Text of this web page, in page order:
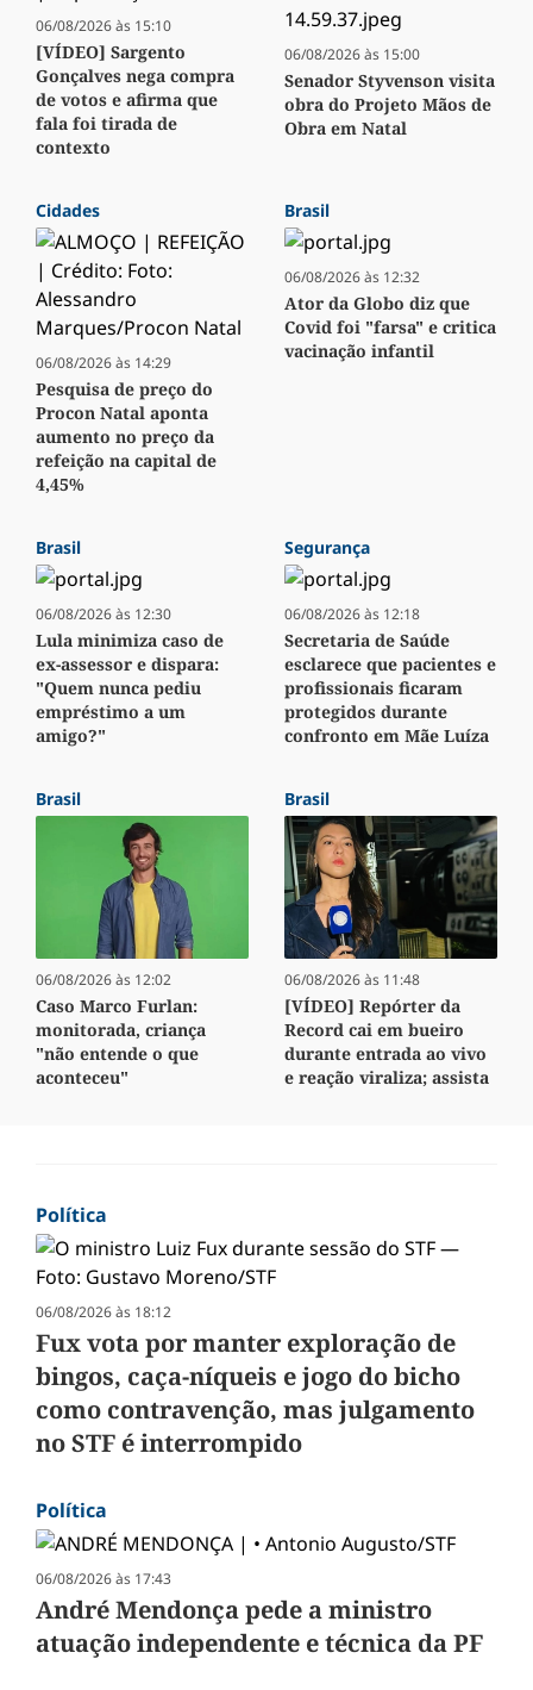
06/08/2026 às 15:10
[VÍDEO] Sargento
Gonçalves nega compra
de votos e afirma que
fala foi tirada de
contexto
06/08/2026 às 15:00
Senador Styvenson visita
obra do Projeto Mãos de
Obra em Natal
Cidades
06/08/2026 às 14:29
Pesquisa de preço do
Procon Natal aponta
aumento no preço da
refeição na capital de
4,45%
Brasil
06/08/2026 às 12:32
Ator da Globo diz que
Covid foi "farsa" e critica
vacinação infantil
Brasil
06/08/2026 às 12:30
Lula minimiza caso de
ex-assessor e dispara:
"Quem nunca pediu
empréstimo a um
amigo?"
Segurança
06/08/2026 às 12:18
Secretaria de Saúde
esclarece que pacientes e
profissionais ficaram
protegidos durante
confronto em Mãe Luíza
Brasil
06/08/2026 às 12:02
Caso Marco Furlan:
monitorada, criança
"não entende o que
aconteceu"
Brasil
06/08/2026 às 11:48
[VÍDEO] Repórter da
Record cai em bueiro
durante entrada ao vivo
e reação viraliza; assista
Política
06/08/2026 às 18:12
Fux vota por manter exploração de
bingos, caça-níqueis e jogo do bicho
como contravenção, mas julgamento
no STF é interrompido
Política
06/08/2026 às 17:43
André Mendonça pede a ministro
atuação independente e técnica da PF